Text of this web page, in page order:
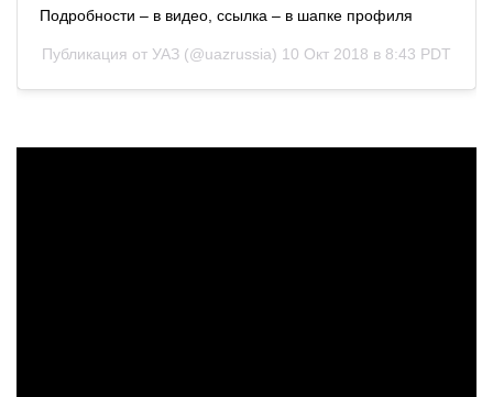
Подробности – в видео, ссылка – в шапке профиля
Публикация от УАЗ (@uazrussia) 10 Окт 2018 в 8:43 PDT